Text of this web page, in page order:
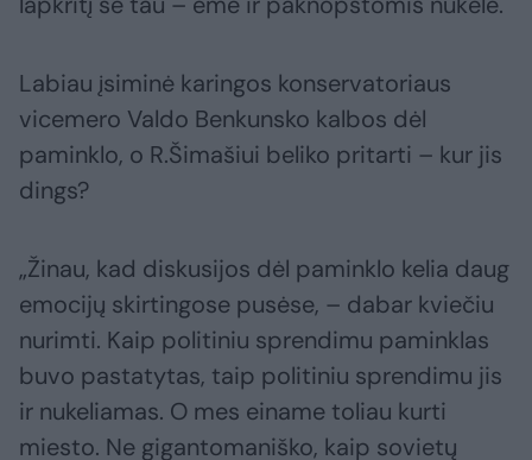
Labiau įsiminė karingos konservatoriaus
vicemero Valdo Benkunsko kalbos dėl
paminklo, o R.Šimašiui beliko pritarti – kur jis
dings?
„Žinau, kad diskusijos dėl paminklo kelia daug
emocijų skirtingose pusėse, – dabar kviečiu
nurimti. Kaip politiniu sprendimu paminklas
buvo pastatytas, taip politiniu sprendimu jis
ir nukeliamas. O mes einame toliau kurti
miesto. Ne gigantomaniško, kaip sovietų